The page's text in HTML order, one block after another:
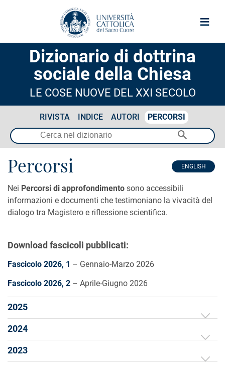
≡
Dizionario di dottrina
sociale della Chiesa
LE COSE NUOVE DEL XXI SECOLO
RIVISTA INDICE AUTORI PERCORSI
ENGLISH
Percorsi
Nei Percorsi di approfondimento sono accessibili
informazioni e documenti che testimoniano la vivacità del
dialogo tra Magistero e riflessione scientifica.
Download fascicoli pubblicati:
Fascicolo 2026, 1 – Gennaio-Marzo 2026
Fascicolo 2026, 2 – Aprile-Giugno 2026
2025
2024
2023